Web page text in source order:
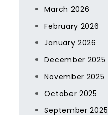
March 2026
February 2026
January 2026
December 2025
November 2025
October 2025
September 2025